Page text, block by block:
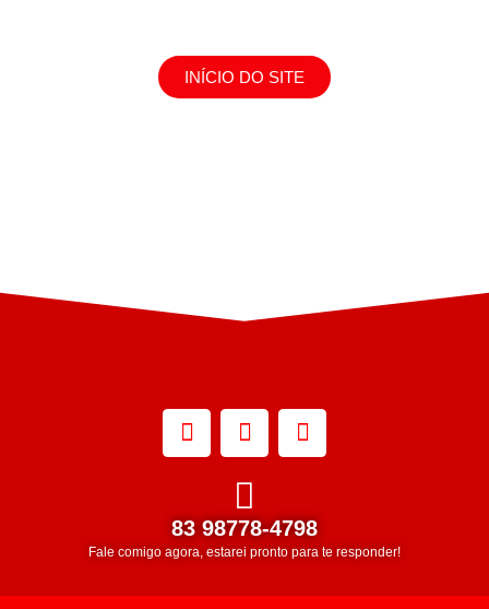
INÍCIO DO SITE
83 98778-4798
Fale comigo agora, estarei pronto para te responder!